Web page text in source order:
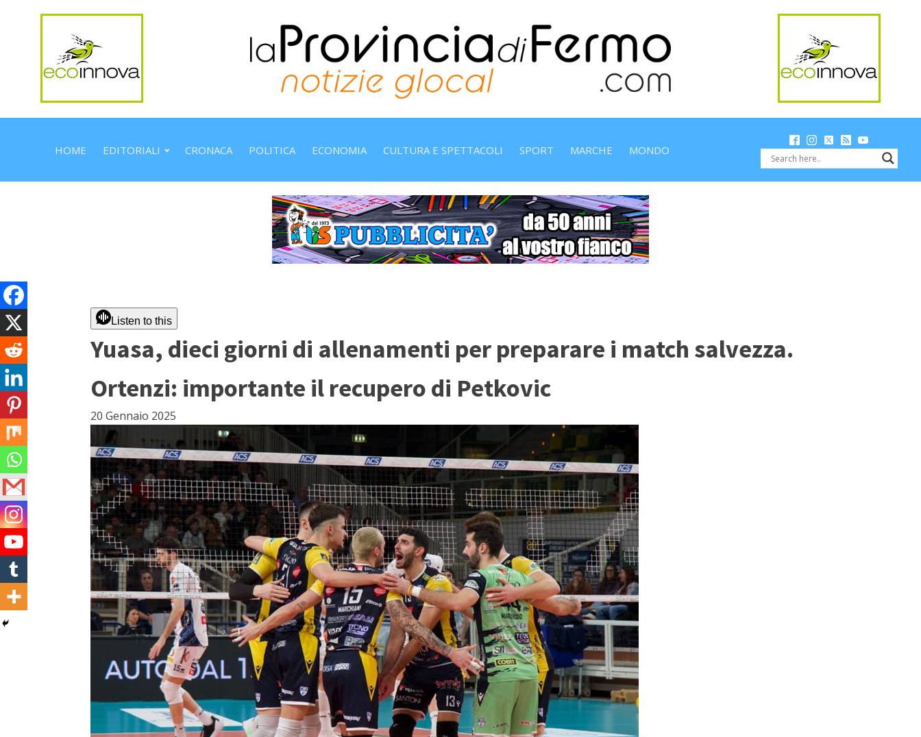
HOME EDITORIALI CRONACA POLITICA ECONOMIA CULTURA E SPETTACOLI SPORT MARCHE MONDO
Listen to this
Yuasa, dieci giorni di allenamenti per preparare i match salvezza.
Ortenzi: importante il recupero di Petkovic
20 Gennaio 2025